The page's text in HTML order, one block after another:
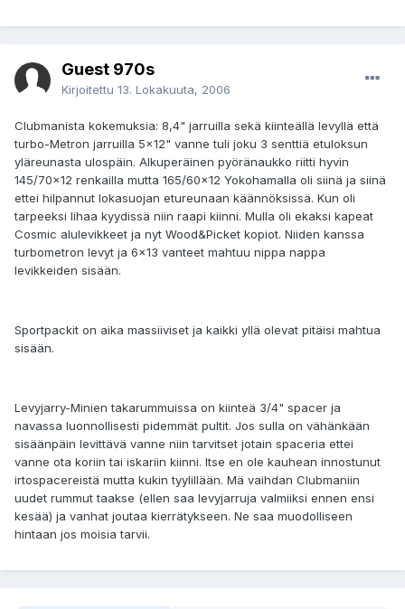
Guest 970s
Kirjoitettu 13. Lokakuuta, 2006
Clubmanista kokemuksia: 8,4" jarruilla sekä kiinteällä levyllä että
turbo-Metron jarruilla 5x12" vanne tuli joku 3 senttiä etuloksun
yläreunasta ulospäin. Alkuperäinen pyöränaukko riitti hyvin
145/70x12 renkailla mutta 165/60x12 Yokohamalla oli siinä ja siinä
ettei hilpannut lokasuojan etureunaan käännöksissä. Kun oli
tarpeeksi lihaa kyydissä niin raapi kiinni. Mulla oli ekaksi kapeat
Cosmic alulevikkeet ja nyt Wood&Picket kopiot. Niiden kanssa
turbometron levyt ja 6x13 vanteet mahtuu nippa nappa
levikkeiden sisään.
Sportpackit on aika massiiviset ja kaikki yllä olevat pitäisi mahtua
sisään.
Levyjarry-Minien takarummuissa on kiinteä 3/4" spacer ja
navassa luonnollisesti pidemmät pultit. Jos sulla on vähänkään
sisäänpäin levittävä vanne niin tarvitset jotain spaceria ettei
vanne ota koriin tai iskariin kiinni. Itse en ole kauhean innostunut
irtospacereistä mutta kukin tyylillään. Mä vaihdan Clubmaniin
uudet rummut taakse (ellen saa levyjarruja valmiiksi ennen ensi
kesää) ja vanhat joutaa kierrätykseen. Ne saa muodolliseen
hintaan jos moisia tarvii.